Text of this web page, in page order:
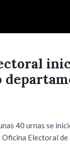
40 urnas se
Electoral de